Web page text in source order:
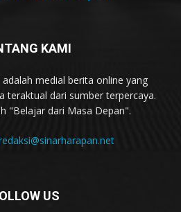
KAMI
adalah medial berita online yang
teraktual dari sumber terpercaya.
"Belajar dari Masa Depan".
US